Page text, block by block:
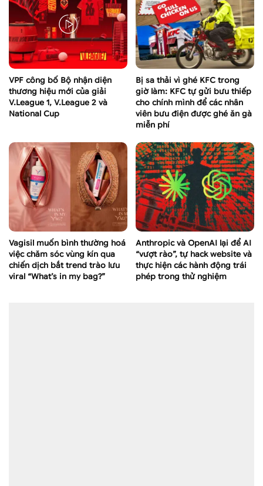
VPF công bố Bộ nhận diện
thương hiệu mới của giải
V.League 1, V.League 2 và
National Cup
Bị sa thải vì ghé KFC trong
giờ làm: KFC tự gửi bưu thiếp
cho chính mình để các nhân
viên bưu điện được ghé ăn gà
miễn phí
Vagisil muốn bình thường hoá
việc chăm sóc vùng kín qua
chiến dịch bắt trend trào lưu
viral “What’s in my bag?”
Anthropic và OpenAI lại để AI
“vượt rào”, tự hack website và
thực hiện các hành động trái
phép trong thử nghiệm